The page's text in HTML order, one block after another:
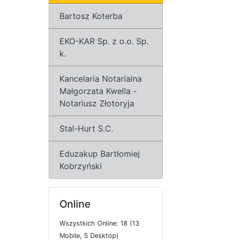
Bartosz Koterba
EKO-KAR Sp. z o.o. Sp.
k.
Kancelaria Notarialna
Małgorzata Kwella -
Notariusz Złotoryja
Stal-Hurt S.C.
Eduzakup Bartłomiej
Kobrzyński
Online
Wszystkich Online: 18 (13
Mobile, 5 Desktop)